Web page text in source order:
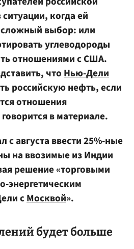
когда ей
сложный выбор: или
углеводороды
отношениями с США.
чтоНью-Дели
российскую нефть, если
отношения
в материале.
с августа ввести 25%-ные
на ввозимые из Индии
решение «торговыми
энергетическим
сМосквой».
будет больше